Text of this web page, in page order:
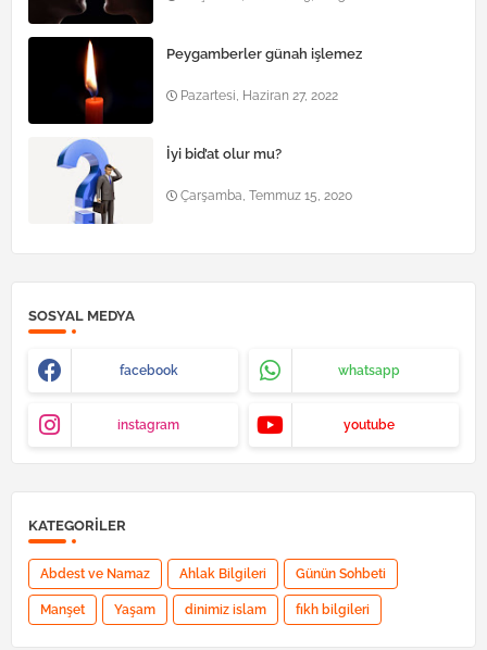
Peygamberler günah işlemez
Pazartesi, Haziran 27, 2022
İyi bid’at olur mu?
Çarşamba, Temmuz 15, 2020
SOSYAL MEDYA
facebook whatsapp
instagram youtube
KATEGORILER
Abdest ve Namaz Ahlak Bilgileri Günün Sohbeti
Manşet Yaşam dinimiz islam fıkh bilgileri